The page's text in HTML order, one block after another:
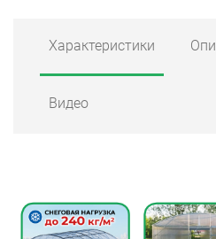
Характеристики
Видео